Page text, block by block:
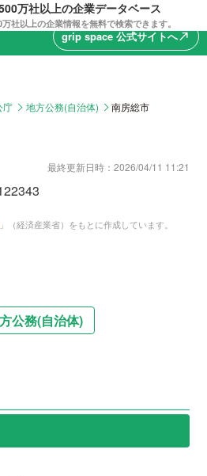
万社以上の企業データベース
社以上の企業情報を無料で検索できます。
grip space 公式サイトへnorth_east
庁 地方公務(自治体) 南房総市
最終更新日時： 2026/04/11 11:21
」（経済産業省）をもとに作成しています。
公務(自治体)